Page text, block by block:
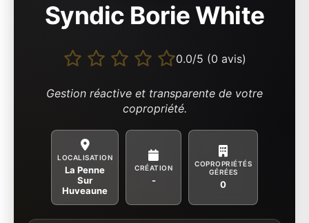
Syndic Borie White
0.0/5 (0 avis)
Gestion réactive et transparente de votre
copropriété.
LOCALISATION
La Penne
Sur
Huveaune
CRÉATION
-
COPROPRIÉTÉS
GÉRÉES
0